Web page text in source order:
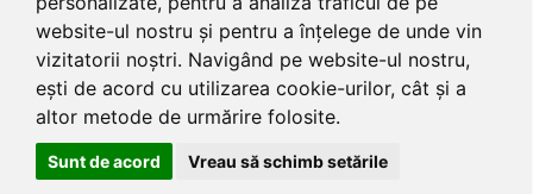
website-ul nostru și pentru a înțelege de unde vin
vizitatorii noștri. Navigând pe website-ul nostru,
ești de acord cu utilizarea cookie-urilor, cât și a
altor metode de urmărire folosite.
Sunt de acord Vreau să schimb setările